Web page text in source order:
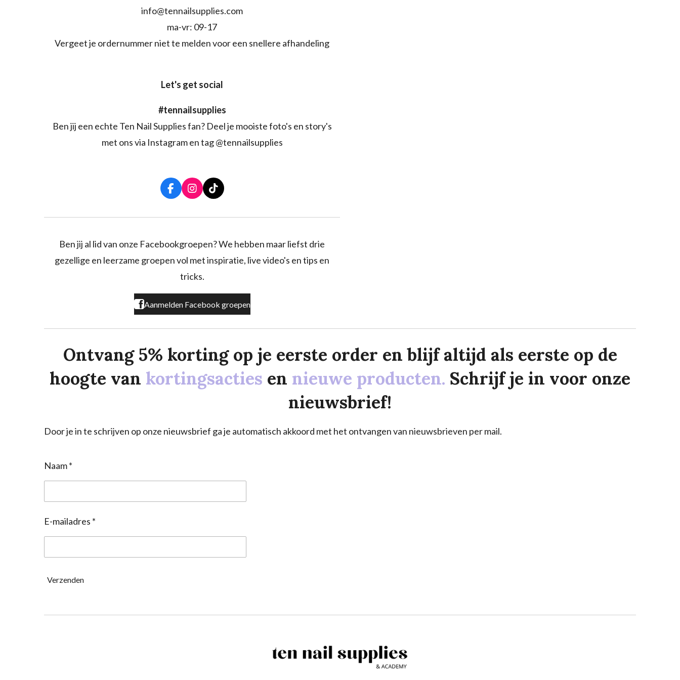
info@tennailsupplies.com
ma-vr: 09-17
Vergeet je ordernummer niet te melden voor een snellere afhandeling
Let's get social
#tennailsupplies
Ben jij een echte Ten Nail Supplies fan? Deel je mooiste foto's en story's
met ons via Instagram en tag @tennailsupplies
F
a
o
k
I
n
r
a
T
i
k
Ben jij al lid van onze Facebookgroepen? We hebben maar liefst drie
gezellige en leerzame groepen vol met inspiratie, live video's en tips en
tricks.
Aanmelden Facebook groepen
Ontvang 5% korting op je eerste order en blijf altijd als eerste op de
hoogte van kortingsacties en nieuwe producten. Schrijf je in voor onze
nieuwsbrief!
Door je in te schrijven op onze nieuwsbrief ga je automatisch akkoord met het ontvangen van nieuwsbrieven per mail.
Naam *
E-mailadres *
Verzenden